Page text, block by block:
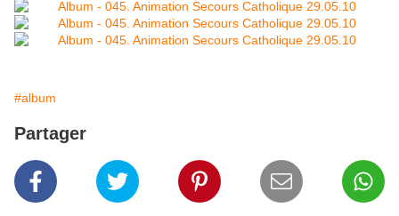
#album
Partager